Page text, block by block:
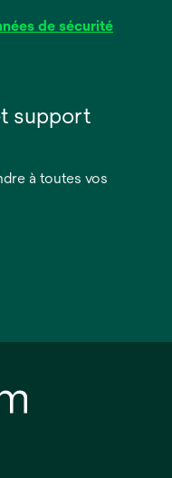
de sécurité
support
à toutes vos